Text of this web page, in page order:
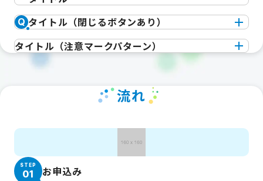
Q タイトル（閉じるボタンあり）
タイトル（注意マークパターン）
流れ
STEP
01 お申込み